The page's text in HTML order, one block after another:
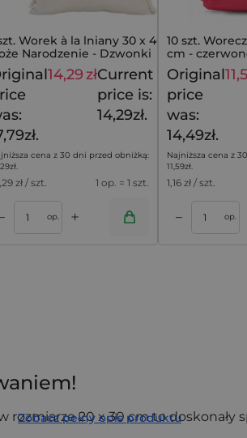
-
zł
Worek à la lniany 30 x 40 cm -
Narodzenie - Dzwonki
17,79 zł
14,29złCurrent
price is:
14,29zł.
cena z 30 dni przed obniżką:
zł.
zł / szt. 1 op. = 1 szt.
op. +
10 szt.
cm -
Original
price
was:
14,49zł.
Najniższa cena z
11,59zł.
1,16 zł / szt.
– op.
Dodaj do koszyka
20 x 30 cm to
Zobacz pełny opis produktu